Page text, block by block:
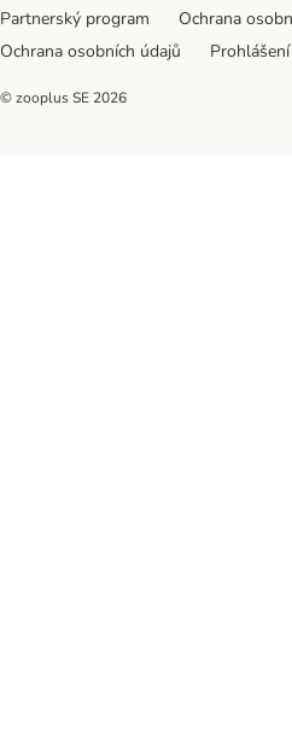
Partnerský program
Ochrana
Ochrana osobních údajů
© zooplus SE 2026